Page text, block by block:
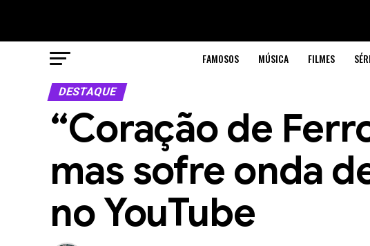
FAMOSOS MÚSICA FILMES
DESTAQUE
“Coração de
mas sofre onda
no YouTube